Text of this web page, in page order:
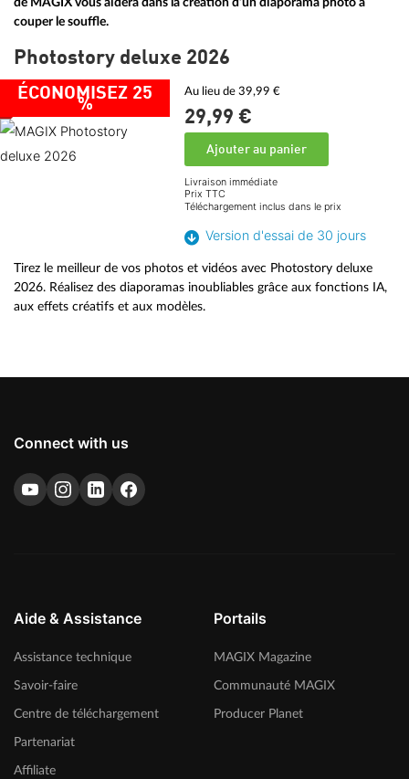
couper le souffle.
Photostory deluxe 2026
ÉCONOMISEZ 25
%
Au lieu de 39,99 €
29,99 €
Ajouter au panier
Livraison immédiate
Prix TTC
Téléchargement inclus dans le prix
Version d'essai de 30 jours
Tirez le meilleur de vos photos et vidéos avec Photostory deluxe
2026. Réalisez des diaporamas inoubliables grâce aux fonctions IA,
aux effets créatifs et aux modèles.
Connect with us
Aide & Assistance
Assistance technique
Savoir-faire
Centre de téléchargement
Partenariat
Affiliate
Portails
MAGIX Magazine
Communauté MAGIX
Producer Planet